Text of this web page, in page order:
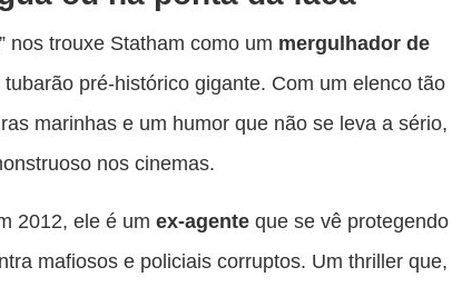
nos trouxe Statham como um mergulhador de
pré-histórico gigante. Com um elenco tão
marinhas e um humor que não se leva a sério,
nos cinemas.
2012, ele é umex-agente que se vê protegendo
mafiosos e policiais corruptos. Um thriller que,